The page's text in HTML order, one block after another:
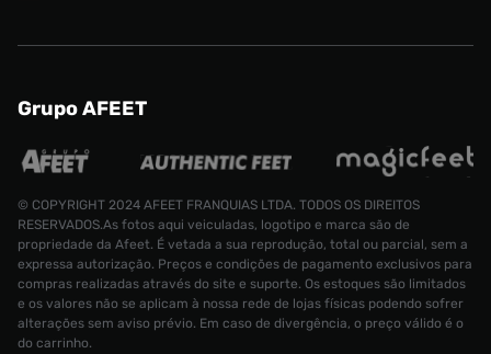
Grupo AFEET
© COPYRIGHT 2024 AFEET FRANQUIAS LTDA. TODOS OS DIREITOS
RESERVADOS.As fotos aqui veiculadas, logotipo e marca são de
propriedade da Afeet. É vetada a sua reprodução, total ou parcial, sem a
expressa autorização. Preços e condições de pagamento exclusivos para
compras realizadas através do site e suporte. Os estoques são limitados
e os valores não se aplicam à nossa rede de lojas físicas podendo sofrer
alterações sem aviso prévio. Em caso de divergência, o preço válido é o
do carrinho.